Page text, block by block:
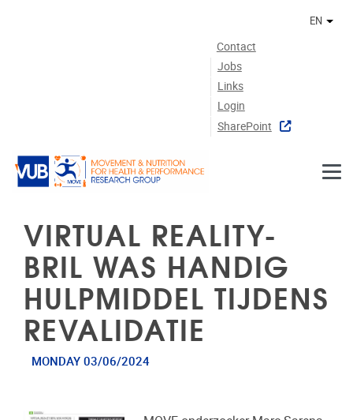
Contact
Jobs
Links
Login
SharePoint
EN
VIRTUAL REALITY-
BRIL WAS HANDIG
HULPMIDDEL TIJDENS
REVALIDATIE
MONDAY 03/06/2024